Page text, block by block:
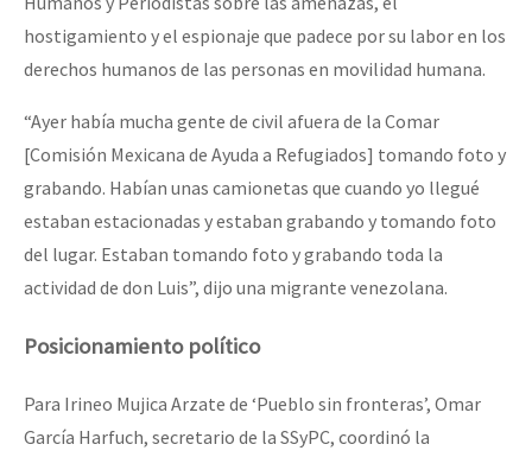
hostigamiento y el espionaje que padece por su labor en los
derechos humanos de las personas en movilidad humana.
“Ayer había mucha gente de civil afuera de la Comar
[Comisión Mexicana de Ayuda a Refugiados] tomando foto y
grabando. Habían unas camionetas que cuando yo llegué
estaban estacionadas y estaban grabando y tomando foto
del lugar. Estaban tomando foto y grabando toda la
actividad de don Luis”, dijo una migrante venezolana.
Posicionamiento político
Para Irineo Mujica Arzate de ‘Pueblo sin fronteras’, Omar
García Harfuch, secretario de la SSyPC, coordinó la